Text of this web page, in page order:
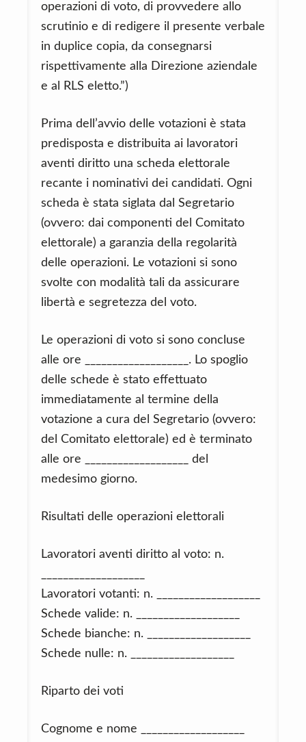
operazioni di voto, di provvedere allo
scrutinio e di redigere il presente verbale
in duplice copia, da consegnarsi
rispettivamente alla Direzione aziendale
e al RLS eletto.”)
Prima dell’avvio delle votazioni è stata
predisposta e distribuita ai lavoratori
aventi diritto una scheda elettorale
recante i nominativi dei candidati. Ogni
scheda è stata siglata dal Segretario
(ovvero: dai componenti del Comitato
elettorale) a garanzia della regolarità
delle operazioni. Le votazioni si sono
svolte con modalità tali da assicurare
libertà e segretezza del voto.
Le operazioni di voto si sono concluse
alle ore ___________________. Lo spoglio
delle schede è stato effettuato
immediatamente al termine della
votazione a cura del Segretario (ovvero:
del Comitato elettorale) ed è terminato
alle ore ___________________ del
medesimo giorno.
Risultati delle operazioni elettorali
Lavoratori aventi diritto al voto: n.
Lavoratori votanti: n. ___________________
Schede valide: n. ___________________
Schede bianche: n. ___________________
Schede nulle: n. ___________________
Riparto dei voti
Cognome e nome ___________________